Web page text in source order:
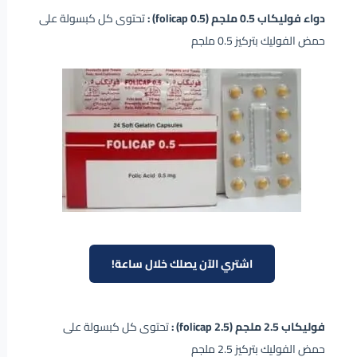
دواء فوليكاب 0.5 ملجم (folicap 0.5) :
تحتوى كل كبسولة على
حمض الفوليك بتركيز 0.5 ملجم
اشتري الآن يصلك خلال ساعة!
فوليكاب 2.5 ملجم (folicap 2.5) :
تحتوى كل كبسولة على
حمض الفوليك بتركيز 2.5 ملجم